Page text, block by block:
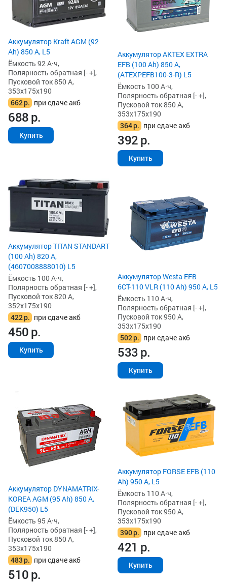
Аккумулятор Kraft AGM (92
Ah) 850 А, L5
Ёмкость 92 А·ч,
Полярность обратная [- +],
Пусковой ток 850 А,
353x175x190
662р. при сдаче акб
688р.
Купить
Аккумулятор AKTEX EXTRA
EFB (100 Ah) 850 А,
(ATEXPEFB100-3-R) L5
Ёмкость 100 А·ч,
Полярность обратная [- +],
Пусковой ток 850 А,
353x175x190
364р. при сдаче акб
392р.
Купить
Аккумулятор TITAN STANDART
(100 Ah) 820 А,
(4607008888010) L5
Ёмкость 100 А·ч,
Полярность обратная [- +],
Пусковой ток 820 А,
352x175x190
422р. при сдаче акб
450р.
Купить
Аккумулятор Westa EFB
6СТ-110 VLR (110 Ah) 950 А, L5
Ёмкость 110 А·ч,
Полярность обратная [- +],
Пусковой ток 950 А,
353x175x190
502р. при сдаче акб
533р.
Купить
Аккумулятор DYNAMATRIX-
KOREA AGM (95 Ah) 850 А,
(DEK950) L5
Ёмкость 95 А·ч,
Полярность обратная [- +],
Пусковой ток 850 А,
353x175x190
483р. при сдаче акб
510р.
Аккумулятор FORSE EFB (110
Ah) 950 А, L5
Ёмкость 110 А·ч,
Полярность обратная [- +],
Пусковой ток 950 А,
353x175x190
390р. при сдаче акб
421 р.
Купить